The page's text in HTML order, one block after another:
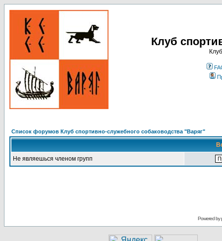
Клуб
Список форумов Клуб спортивно-служебного собаководства "Варяг"
Не являешься членом групп
Powered by